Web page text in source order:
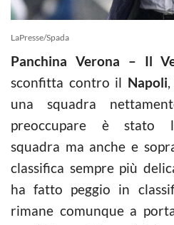
LaPresse/Spada
Panchina Verona – Il
sconfitta contro il Napoli
una squadra
preoccupare è stato
squadra ma anche e
classifica sempre più
ha fatto peggio in
rimane comunque a